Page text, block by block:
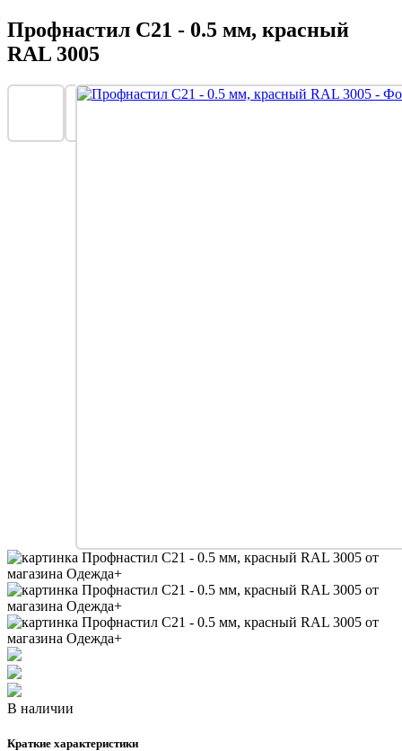
Профнастил С21 - 0.5 мм, красный
RAL 3005
В наличии
Краткие характеристики